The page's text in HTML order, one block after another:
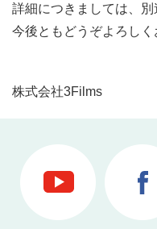
詳細につきましては、別
今後ともどうぞよろしく
株式会社3Films